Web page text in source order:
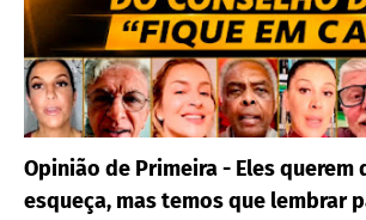
Opinião de Primeira - Eles querem
esqueça, mas temos que lembrar